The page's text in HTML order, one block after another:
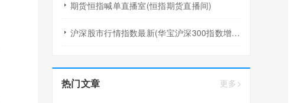
期货恒指喊单直播室(恒指期货直播间)
沪深股市行情指数最新(华宝沪深300指数增强a行情)
热门文章 更多>